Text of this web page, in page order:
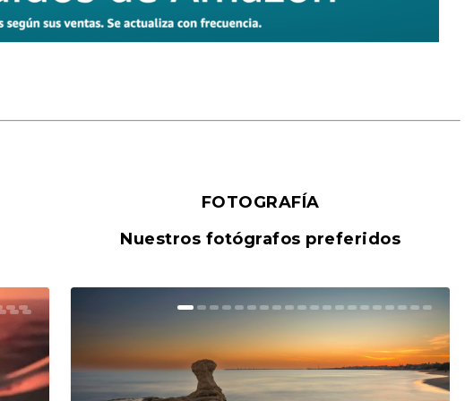
FOTOGRAFÍA
Nuestros fotógrafos preferidos